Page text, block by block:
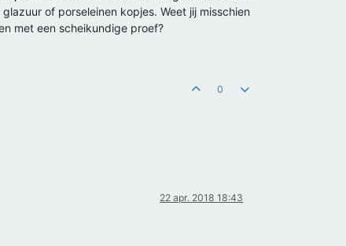
of porseleinen kopjes. Weet jij misschien
met een scheikundige proef?
0
22 apr. 2018 18:43